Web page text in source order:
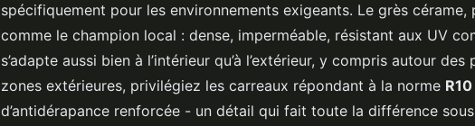
spécifiquement pour les environnements exigeants. Le grès cérame,
comme le champion local : dense, imperméable, résistant aux UV
s’adapte aussi bien à l’intérieur qu’à l’extérieur, y compris autour des
zones extérieures, privilégiez les carreaux répondant à la norme R10
d’antidérapance renforcée - un détail qui fait toute la différence